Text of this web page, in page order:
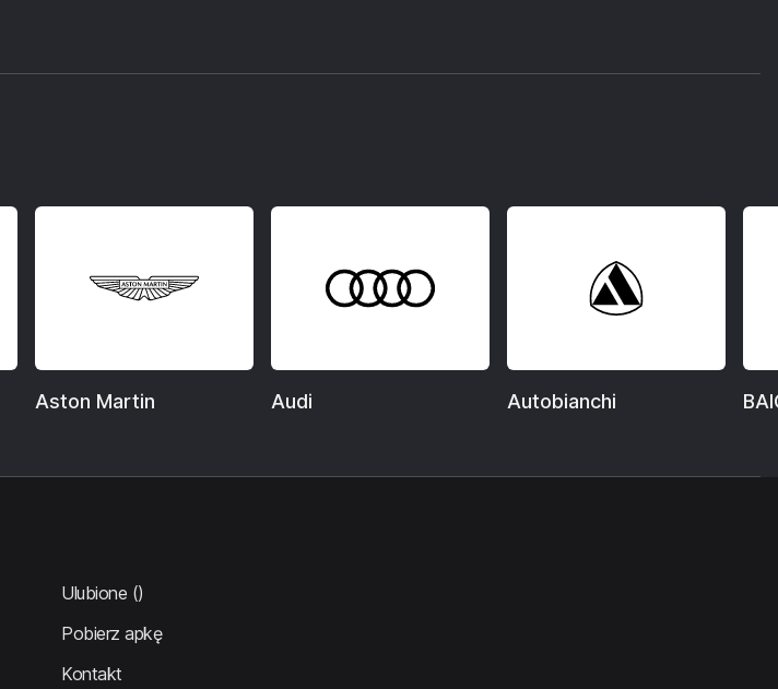
Aston Martin Audi Autobianchi
Ulubione ()
Pobierz apkę
Kontakt